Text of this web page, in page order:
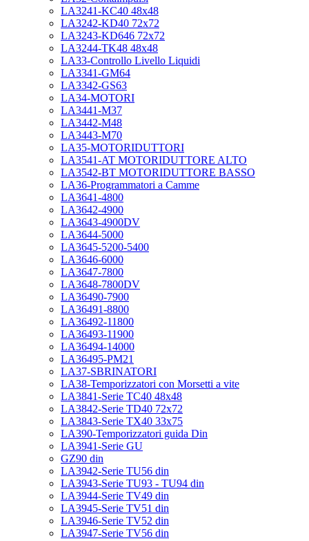
LA3241-KC40 48x48
LA3242-KD40 72x72
LA3243-KD646 72x72
LA3244-TK48 48x48
LA33-Controllo Livello Liquidi
LA3341-GM64
LA3342-GS63
LA34-MOTORI
LA3441-M37
LA3442-M48
LA3443-M70
LA35-MOTORIDUTTORI
LA3541-AT MOTORIDUTTORE ALTO
LA3542-BT MOTORIDUTTORE BASSO
LA36-Programmatori a Camme
LA3641-4800
LA3642-4900
LA3643-4900DV
LA3644-5000
LA3645-5200-5400
LA3646-6000
LA3647-7800
LA3648-7800DV
LA36490-7900
LA36491-8800
LA36492-11800
LA36493-11900
LA36494-14000
LA36495-PM21
LA37-SBRINATORI
LA38-Temporizzatori con Morsetti a vite
LA3841-Serie TC40 48x48
LA3842-Serie TD40 72x72
LA3843-Serie TX40 33x75
LA390-Temporizzatori guida Din
LA3941-Serie GU
GZ90 din
LA3942-Serie TU56 din
LA3943-Serie TU93 - TU94 din
LA3944-Serie TV49 din
LA3945-Serie TV51 din
LA3946-Serie TV52 din
LA3947-Serie TV56 din